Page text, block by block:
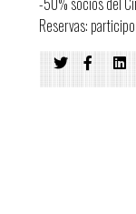
Reservas: